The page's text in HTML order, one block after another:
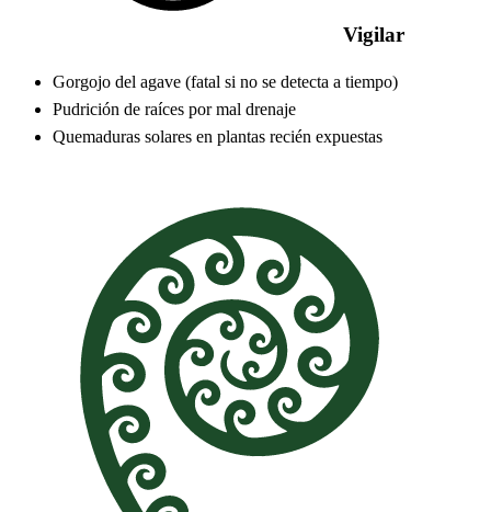
Vigilar
Gorgojo del agave (fatal si no se detecta a tiempo)
Pudrición de raíces por mal drenaje
Quemaduras solares en plantas recién expuestas